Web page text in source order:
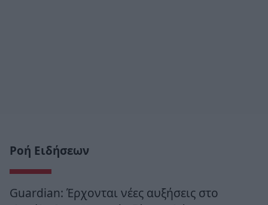
Ροή Ειδήσεων
Guardian: Έρχονται νέες αυξήσεις στο